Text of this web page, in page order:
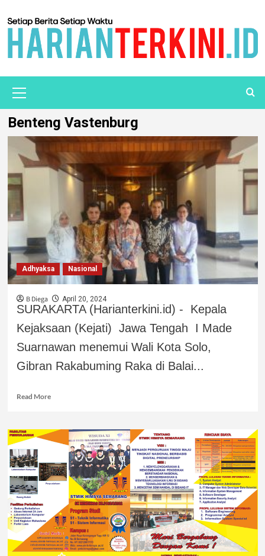
Benteng Vastenburg
Adhyaksa Nasional
B Diega April 20, 2024
SURAKARTA (Harianterkini.id) - Kepala
Kejaksaan (Kejati) Jawa Tengah I Made
Suarnawan menemui Wali Kota Solo,
Gibran Rakabuming Raka di Balai...
Read More